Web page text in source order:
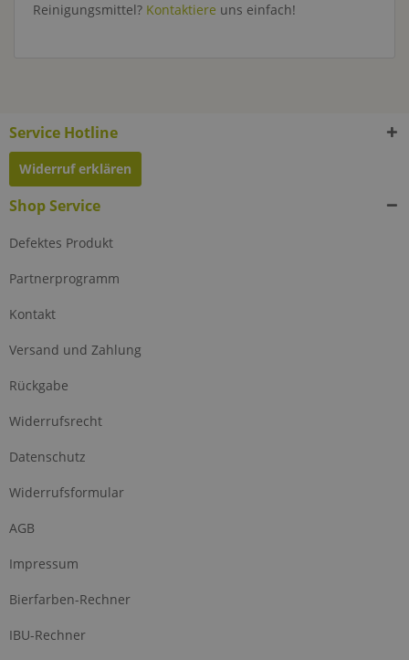
Reinigungsmittel? Kontaktiere uns einfach!
Service Hotline
Widerruf erklären
Shop Service
Defektes Produkt
Partnerprogramm
Kontakt
Versand und Zahlung
Rückgabe
Widerrufsrecht
Datenschutz
Widerrufsformular
AGB
Impressum
Bierfarben-Rechner
IBU-Rechner